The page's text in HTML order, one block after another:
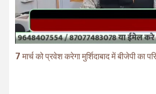
7 मार्च को प्रवेश करेगा मुर्शिदाबाद में बीजेपी का